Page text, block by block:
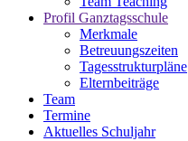
Profil Ganztagsschule
Merkmale
Betreuungszeiten
Tagesstrukturpläne
Elternbeiträge
Team
Termine
Aktuelles Schuljahr